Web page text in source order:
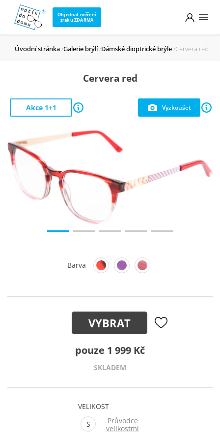
Objednat měření
zraku ZDARMA
Úvodní stránka Galerie brýlí Dámské dioptrické brýle Cervera red
Cervera red
Vyzkoušet
Akce 1+1
Barva
VYBRAT
pouze 1 999 Kč
SKLADEM
VELIKOST
S
Průvodce
velikostmi